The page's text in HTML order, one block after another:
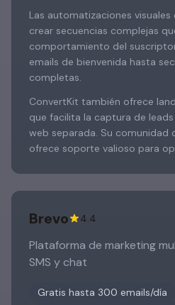
Las automatizaciones
crear secuencias complejas
comportamiento del
emails de bienvenida hasta
completas.
ConvertKit también ofrece
que facilita la captura de
web separada. Su comunidad
ofrece soporte valioso para
Brevo 4.4
Plataforma de marketing
SMS y chat
Gratis hasta 300 emails/día